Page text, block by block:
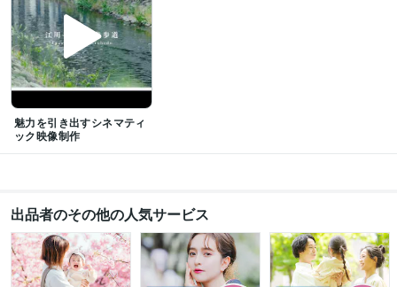
魅力を引き出すシネマティ
ック映像制作
出品者のその他の人気サービス